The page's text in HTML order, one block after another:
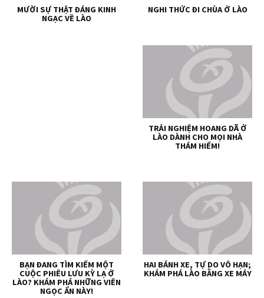
MƯỜI SỰ THẬT ĐÁNG KINH
NGẠC VỀ LÀO
NGHI THỨC ĐI CHÙA Ở LÀO
TRẢI NGHIỆM HOANG DÃ Ở
LÀO DÀNH CHO MỌI NHÀ
THÁM HIỂM!
BẠN ĐANG TÌM KIẾM MỘT
CUỘC PHIÊU LƯU KỲ LẠ Ở
LÀO? KHÁM PHÁ NHỮNG VIÊN
NGỌC ẨN NÀY!
HAI BÁNH XE, TỰ DO VÔ HẠN;
KHÁM PHÁ LÀO BẰNG XE MÁY